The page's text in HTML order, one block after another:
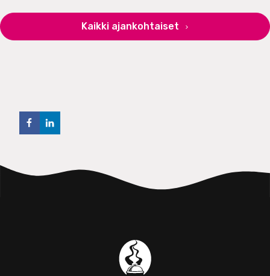
Kaikki ajankohtaiset